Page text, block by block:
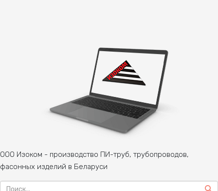
ООО Изоком - производство ПИ-труб, трубопроводов,
фасонных изделий в Беларуси